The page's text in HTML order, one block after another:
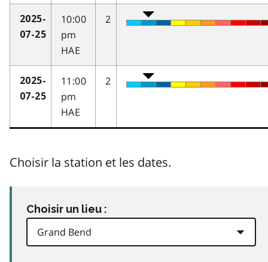
2025-
07-25
10:00
pm
HAE
2
2025-
07-25
11:00
pm
HAE
2
Choisir la station et les dates.
Choisir un lieu :